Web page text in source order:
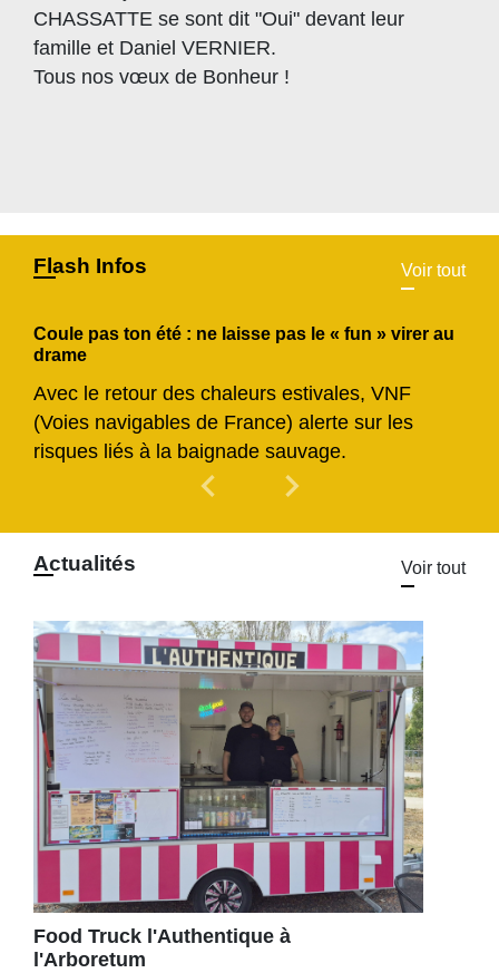
CHASSATTE se sont dit "Oui" devant leur
famille et Daniel VERNIER.
Tous nos vœux de Bonheur !
Flash Infos Voir tout
Coule pas ton été : ne laisse pas le « fun » virer au
drame
Avec le retour des chaleurs estivales, VNF
(Voies navigables de France) alerte sur les
risques liés à la baignade sauvage.
chevron_left Previous
chevron_right
Actualités Voir tout
Food Truck l'Authentique à
l'Arboretum